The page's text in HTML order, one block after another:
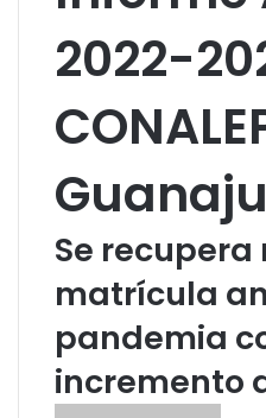
2022-
Se recupera
matrícula
pandemia
incremento